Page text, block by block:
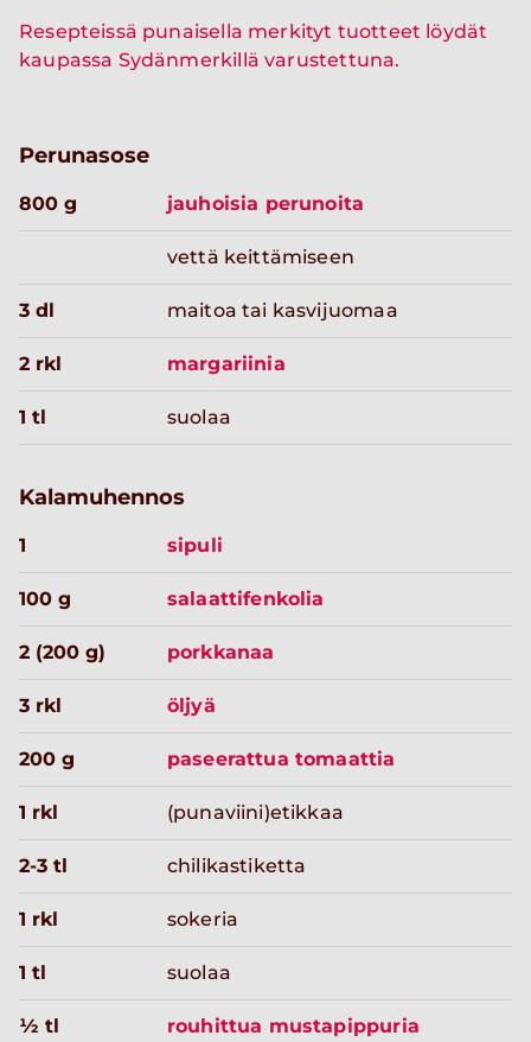
Resepteissä punaisella merkityt tuotteet löydät
kaupassa Sydänmerkillä varustettuna.
Perunasose
800 g jauhoisia perunoita
vettä keittämiseen
3 dl maitoa tai kasvijuomaa
2 rkl margariinia
1 tl suolaa
Kalamuhennos
1 sipuli
100 g salaattifenkolia
2 (200 g) porkkanaa
3 rkl öljyä
200 g paseerattua tomaattia
1 rkl (punaviini)etikkaa
2-3 tl chilikastiketta
1 rkl sokeria
1 tl suolaa
½ tl rouhittua mustapippuria